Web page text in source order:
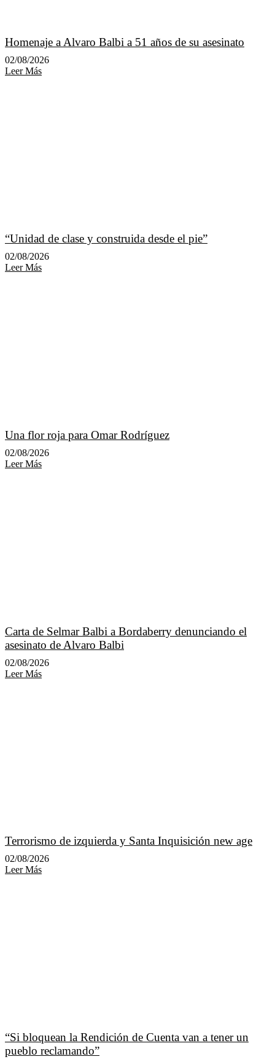
Homenaje a Alvaro Balbi a 51 años de su asesinato
02/08/2026
Leer Más
“Unidad de clase y construida desde el pie”
02/08/2026
Leer Más
Una flor roja para Omar Rodríguez
02/08/2026
Leer Más
Carta de Selmar Balbi a Bordaberry denunciando el
asesinato de Alvaro Balbi
02/08/2026
Leer Más
Terrorismo de izquierda y Santa Inquisición new age
02/08/2026
Leer Más
“Si bloquean la Rendición de Cuenta van a tener un
pueblo reclamando”